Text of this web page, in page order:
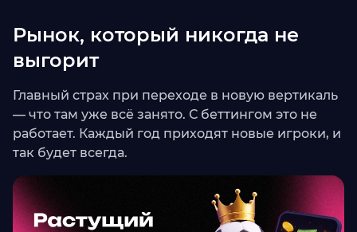
Рынок, который никогда не
выгорит
Главный страх при переходе в новую вертикаль
— что там уже всё занято. С беттингом это не
работает. Каждый год приходят новые игроки, и
так будет всегда.